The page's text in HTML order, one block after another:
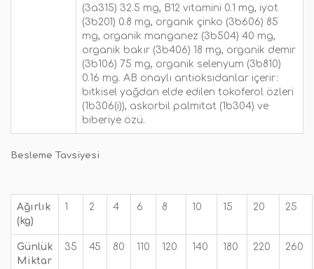
(3a315) 32.5 mg, B12 vitamini 0.1 mg, iyot
(3b201) 0.8 mg, organik çinko (3b606) 85
mg, organik manganez (3b504) 40 mg,
organik bakır (3b406) 18 mg, organik demir
(3b106) 75 mg, organik selenyum (3b810)
0.16 mg. AB onaylı antioksidanlar içerir:
bitkisel yağdan elde edilen tokoferol özleri
(1b306(i)), askorbil palmitat (1b304) ve
biberiye özü.
Besleme Tavsiyesi
Ağırlık
(kg)
1 2 4 6 8 10 15 20 25
Günlük
Miktar
35 45 80 110 120 140 180 220 260